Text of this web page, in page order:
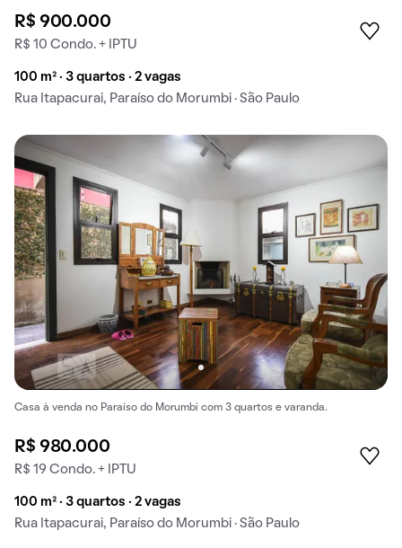
R$ 900.000
R$ 10 Condo. + IPTU
100 m² · 3 quartos · 2 vagas
Rua Itapacurai, Paraíso do Morumbi · São Paulo
Casa à venda no Paraíso do Morumbi com 3 quartos e varanda.
R$ 980.000
R$ 19 Condo. + IPTU
100 m² · 3 quartos · 2 vagas
Rua Itapacurai, Paraíso do Morumbi · São Paulo